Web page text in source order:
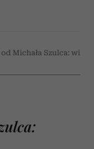
od Michała Szulca: